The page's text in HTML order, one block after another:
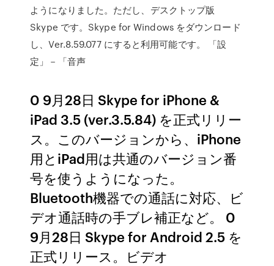
ようになりました。ただし、デスクトップ版
Skype です。Skype for Windows をダウンロード
し、Ver.8.59.077 にすると利用可能です。 「設
定」－「音声
0 9月28日 Skype for iPhone &
iPad 3.5 (ver.3.5.84) を正式リリー
ス。このバージョンから、iPhone
用とiPad用は共通のバージョン番
号を使うようになった。
Bluetooth機器での通話に対応、ビ
デオ通話時の手ブレ補正など。 0
9月28日 Skype for Android 2.5 を
正式リリース。ビデオ